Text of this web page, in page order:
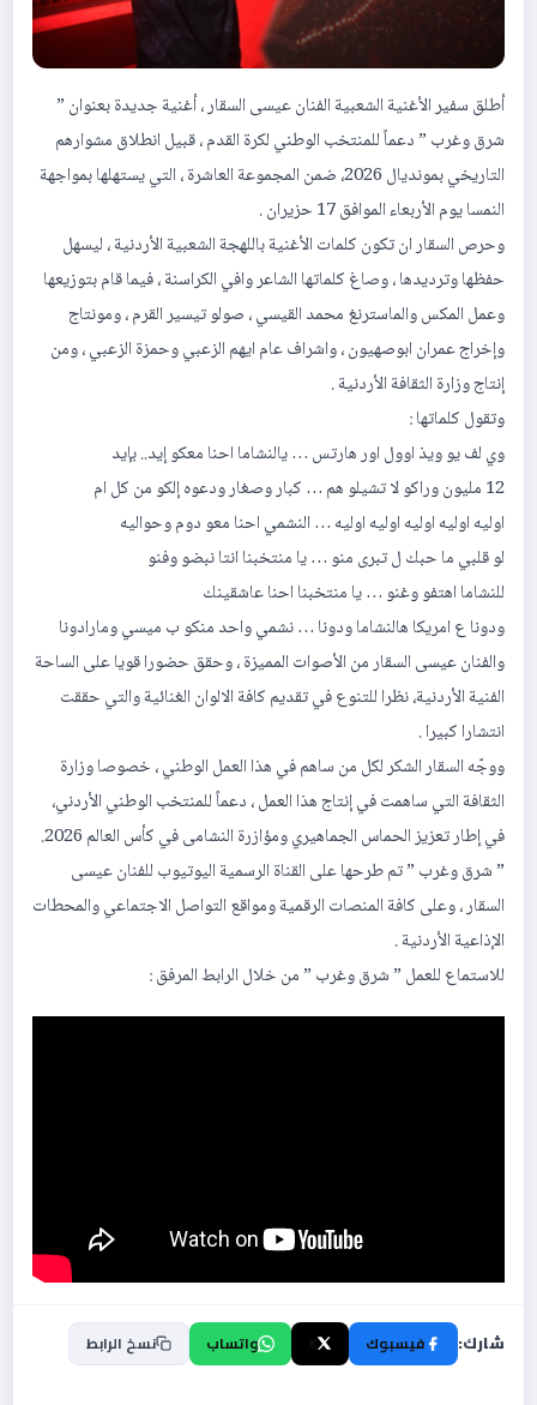
أطلق سفير الأغنية الشعبية الفنان عيسى السقار ، أغنية جديدة بعنوان ”
شرق وغرب ” دعماً للمنتخب الوطني لكرة القدم ، قبيل انطلاق مشوارهم
التاريخي بمونديال 2026، ضمن المجموعة العاشرة ، التي يستهلها بمواجهة
النمسا يوم الأربعاء الموافق 17 حزيران .
وحرص السقار ان تكون كلمات الأغنية باللهجة الشعبية الأردنية ، ليسهل
حفظها وترديدها ، وصاغ كلماتها الشاعر وافي الكراسنة ، فيما قام بتوزيعها
وعمل المكس والماسترنغ محمد القيسي ، صولو تيسير القرم ، ومونتاج
وإخراج عمران ابوصهيون ، واشراف عام ايهم الزعبي وحمزة الزعبي ، ومن
إنتاج وزارة الثقافة الأردنية .
وتقول كلماتها :
وي لف يو ويذ اوول اور هارتس … يالنشاما احنا معكو إيد.. بإيد
12 مليون وراكو لا تشيلو هم … كبار وصغار ودعوه إلكو من كل ام
اوليه اوليه اوليه اوليه اوليه … النشمي احنا معو دوم وحواليه
لو قلبي ما حبك ل تبرى منو … يا منتخبنا انتا نبضو وفنو
للنشاما اهتفو وغنو … يا منتخبنا احنا عاشقينك
ودونا ع امريكا هالنشاما ودونا … نشمي واحد منكو ب ميسي ومارادونا
والفنان عيسى السقار من الأصوات المميزة ، وحقق حضورا قويا على الساحة
الفنية الأردنية، نظرا للتنوع في تقديم كافة الالوان الغنائية والتي حققت
انتشارا كبيرا .
ووجّه السقار الشكر لكل من ساهم في هذا العمل الوطني ، خصوصا وزارة
الثقافة التي ساهمت في إنتاج هذا العمل ، دعماً للمنتخب الوطني الأردني،
في إطار تعزيز الحماس الجماهيري ومؤازرة النشامى في كأس العالم 2026.
” شرق وغرب ” تم طرحها على القناة الرسمية اليوتيوب للفنان عيسى
السقار ، وعلى كافة المنصات الرقمية ومواقع التواصل الاجتماعي والمحطات
الإذاعية الأردنية .
للاستماع للعمل ” شرق وغرب ” من خلال الرابط المرفق :
شارك: فيسبوك واتساب نسخ الرابط